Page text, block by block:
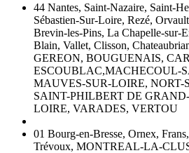
44 Nantes, Saint-Nazaire, Saint-
Sébastien-Sur-Loire, Rezé,
Brevin-les-Pins, La Chapelle-sur-
Blain, Vallet, Clisson,
GEREON, BOUGUENAIS,
ESCOUBLAC,MACHECOUL-
MAUVES-SUR-LOIRE, NORT-
SAINT-PHILBERT DE
LOIRE, VARADES, VERTOU
01 Bourg-en-Bresse, Ornex,
Trévoux, MONTREAL-LA-